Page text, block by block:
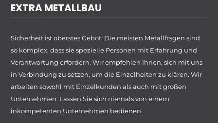
EXTRA METALLBAU
Sicherheit ist oberstes Gebot! Die meisten Metallfragen sind
so komplex, dass sie spezielle Personen mit Erfahrung und
Verantwortung erfordern. Wir empfehlen Ihnen, sich mit uns
in Verbindung zu setzen, um die Einzelheiten zu klären. Wir
arbeiten sowohl mit Einzelkunden als auch mit großen
Unternehmen. Lassen Sie sich niemals von einem
inkompetenten Unternehmen bedienen.